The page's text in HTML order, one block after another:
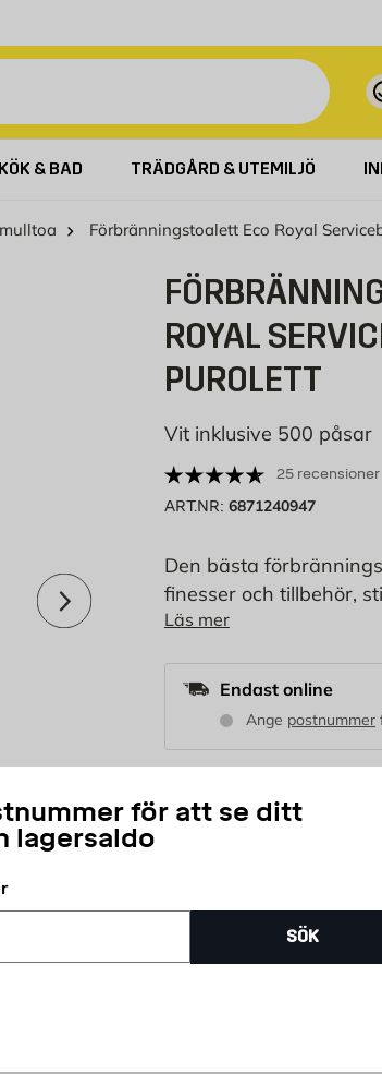
för att se ditt
lagersaldo
SÖK
KÖK & BAD TRÄDGÅRD & UTEMILJÖ
Förbränningstoalett Eco Royal
Nästa
ROYAL
PUROLETT
Vit inklusive 500 påsar
25 recensioner
ART.NR: 6871240947
Den bästa
finesser och tillbehör,
Automatiskt
Läs mer
Endast online
Ange postnummer
23 995 KR